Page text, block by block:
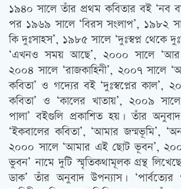
১৯৪০ সালে তাঁর প্রথম কবিতার বই ‘নব
পর ১৯৬৯ সালে ‘বিরস সংলাপ’, ১৯৮২
কি দুঃসাহস’, ১৯৮৫ সালে ‘দুঃস্বপ্ন থেকে
‘এখনও সময় আছে’, ২০০০ সালে ‘আর
২০০৪ সালে ‘রাজকাহিনী’, ২০০৭ সালে
কবিতা’ ও গদ্যের বই ‘দুঃস্বপ্নের কাল’,
কবিতা’ ও ‘কালের খাতায়’, ২০০৯ সালে
পালা’ বইগুলি প্রকাশিত হয়। তাঁর
‘ইকবালের কবিতা’, ‘আমার জন্মভূমি’,
২০০০ সালে ‘আমার এই ছোট ভূবন’,
ভুবন’ নামে দুটি স্মৃতিকথামূলক গ্রন্থ
ডাক’ তাঁর অনুবাদ উপন্যাস।